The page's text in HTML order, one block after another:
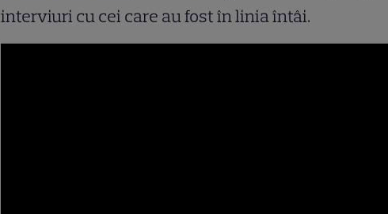
interviuri cu cei care au fost în linia întâi.